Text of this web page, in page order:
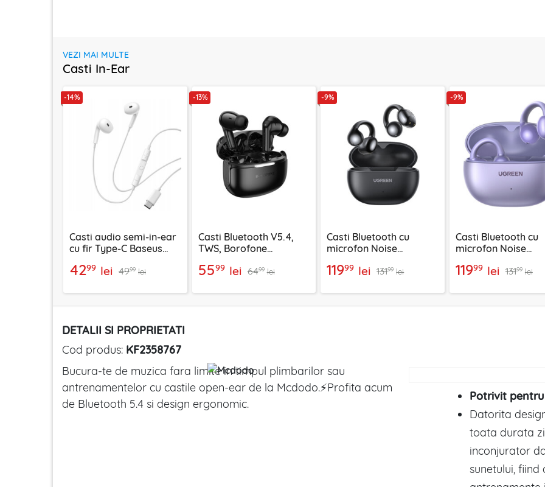
VEZI MAI MULTE
Casti In-Ear
-14%
Casti audio semi-in-ear
cu fir Type-C Baseus
4299 lei 4999 lei
-13%
Casti Bluetooth V5.4,
TWS, Borofone
5599 lei 6499 lei
-9%
Casti Bluetooth cu
microfon Noise
negru, 45785
11999 lei 13199 lei
-9%
Casti Bluetooth cu
microfon Noise
55430
11999 lei 13199 lei
DETALII SI PROPRIETATI
Cod produs: KF2358767
Bucura-te de muzica fara limite in timpul plimbarilor sau
antrenamentelor cu castile open-ear de la Mcdodo.⚡Profita acum
de Bluetooth 5.4 si design ergonomic.
Potrivit
Datorita
toata durata
inconjurator
sunetului,